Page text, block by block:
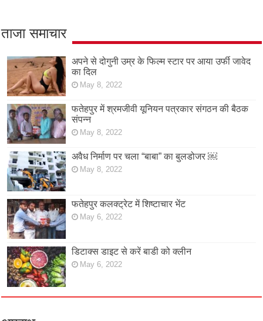
ताजा समाचार
अपने से दोगुनी उम्र के फिल्म स्टार पर आया उर्फी जावेद
का दिल
May 8, 2022
फतेहपुर में श्रमजीवी यूनियन पत्रकार संगठन की बैठक
संपन्न
May 8, 2022
अवैध निर्माण पर चला “बाबा” का बुलडोजर ￼
May 8, 2022
फतेहपुर कलक्ट्रेट में शिष्टाचार भेंट
May 6, 2022
डिटाक्स डाइट से करें बाडी को क्लीन
May 6, 2022